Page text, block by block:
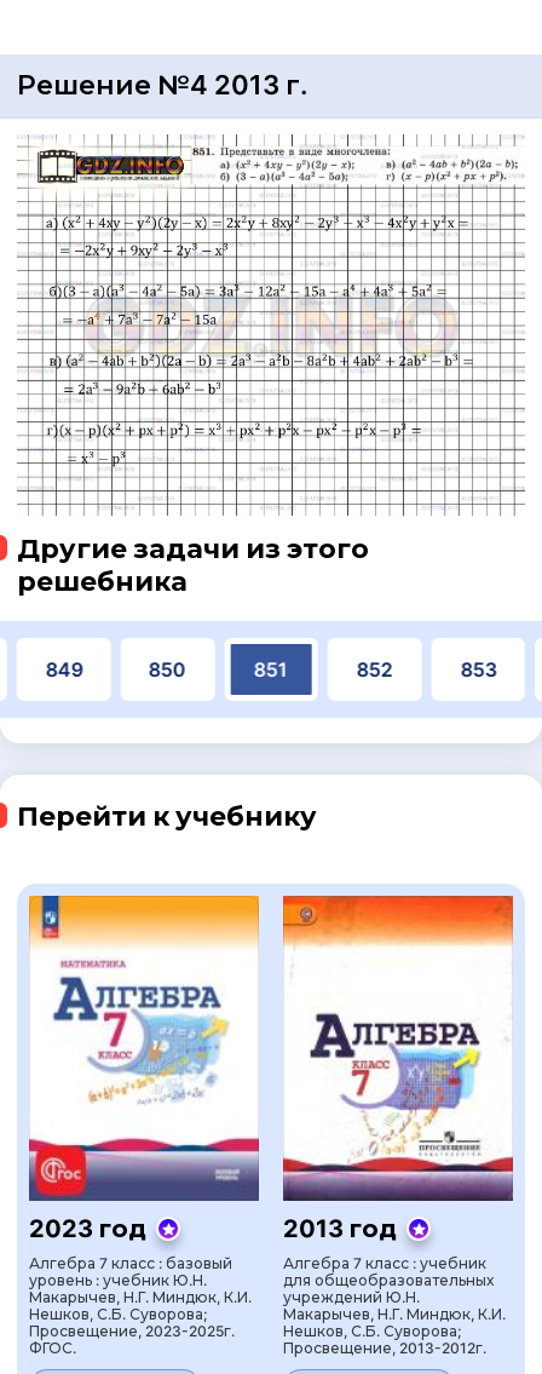
Решение №4 2013 г.
Другие задачи из этого
решебника
849 850 851 852 853
Перейти к учебнику
2023 год
Алгебра 7 класс : базовый
уровень : учебник Ю.Н.
Макарычев, Н.Г. Миндюк, К.И.
Нешков, С.Б. Суворова;
Просвещение, 2023-2025г.
ФГОС.
2013 год
Алгебра 7 класс : учебник
для общеобразовательных
учреждений Ю.Н.
Макарычев, Н.Г. Миндюк, К.И.
Нешков, С.Б. Суворова;
Просвещение, 2013-2012г.